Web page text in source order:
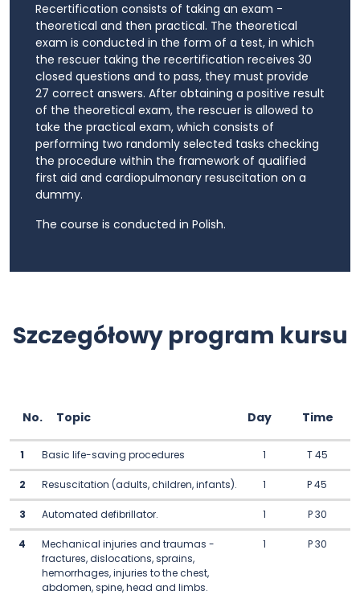
Recertification consists of taking an exam -
theoretical and then practical. The theoretical
exam is conducted in the form of a test, in which
the rescuer taking the recertification receives 30
closed questions and to pass, they must provide
27 correct answers. After obtaining a positive result
of the theoretical exam, the rescuer is allowed to
take the practical exam, which consists of
performing two randomly selected tasks checking
the procedure within the framework of qualified
first aid and cardiopulmonary resuscitation on a
dummy.
The course is conducted in Polish.
Szczegółowy program kursu
No. Topic Day Time
1 Basic life-saving procedures 1 T 45
2 Resuscitation (adults, children, infants). 1 P 45
3 Automated defibrillator. 1 P 30
4
Mechanical injuries and traumas -
fractures, dislocations, sprains,
hemorrhages, injuries to the chest,
abdomen, spine, head and limbs.
1 P 30